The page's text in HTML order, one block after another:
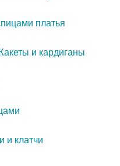
платья
и кардиганы
и клатчи